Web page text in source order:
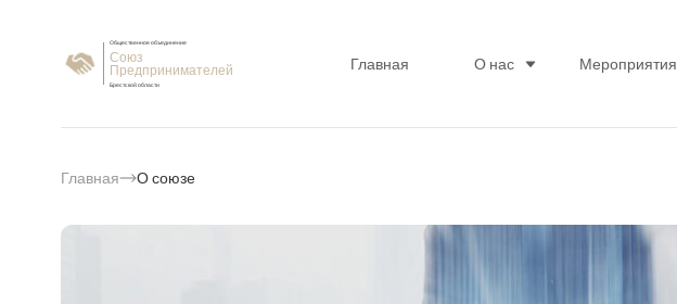
Общественное объединение
Союз
Предпринимателей
Брестской области
Главная О нас Мероприятия
Главная О союзе